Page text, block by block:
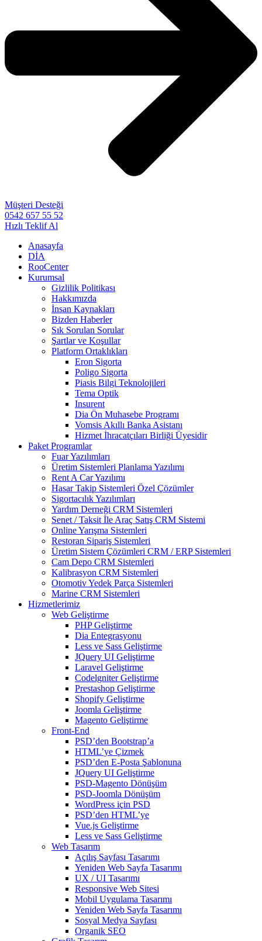
Müşteri Desteği
0542 657 55 52
Hızlı Teklif Al
Anasayfa
DİA
RooCenter
Kurumsal
Gizlilik Politikası
Hakkımızda
İnsan Kaynakları
Bizden Haberler
Sık Sorulan Sorular
Şartlar ve Koşullar
Platform Ortaklıkları
Eron Sigorta
Poligo Sigorta
Piasis Bilgi Teknolojileri
Tema Optik
Insurent
Dia Ön Muhasebe Programı
Vomsis Akıllı Banka Asistanı
Hizmet İhracatçıları Birliği Üyesidir
Paket Programlar
Fuar Yazılımları
Üretim Sistemleri Planlama Yazılımı
Rent A Car Yazılımı
Hasar Takip Sistemleri Özel Çözümler
Sigortacılık Yazılımları
Yardım Derneği CRM Sistemleri
Senet / Taksit İle Araç Satış CRM Sistemi
Online Yarışma Sistemleri
Restoran Sipariş Sistemleri
Üretim Sistem Çözümleri CRM / ERP Sistemleri
Cam Depo CRM Sistemleri
Kalibrasyon CRM Sistemleri
Otomotiv Yedek Parça Sistemleri
Marine CRM Sistemleri
Hizmetlerimiz
Web Geliştirme
PHP Geliştirme
Dia Entegrasyonu
Less ve Sass Geliştirme
JQuery UI Geliştirme
Laravel Geliştirme
Codelgniter Geliştirme
Prestashop Geliştirme
Shopify Geliştirme
Joomla Geliştirme
Magento Geliştirme
Front-End
PSD’den Bootstrap’a
HTML’ye Çizmek
PSD’den E-Posta Şablonuna
JQuery UI Geliştirme
PSD-Magento Dönüşüm
PSD-Joomla Dönüşüm
WordPress için PSD
PSD’den HTML’ye
Vue.js Geliştirme
Less ve Sass Geliştirme
Web Tasarım
Açılış Sayfası Tasarımı
Yeniden Web Sayfa Tasarımı
UX / UI Tasarımı
Responsive Web Sitesi
Mobil Uygulama Tasarımı
Yeniden Web Sayfa Tasarımı
Sosyal Medya Sayfası
Organik SEO